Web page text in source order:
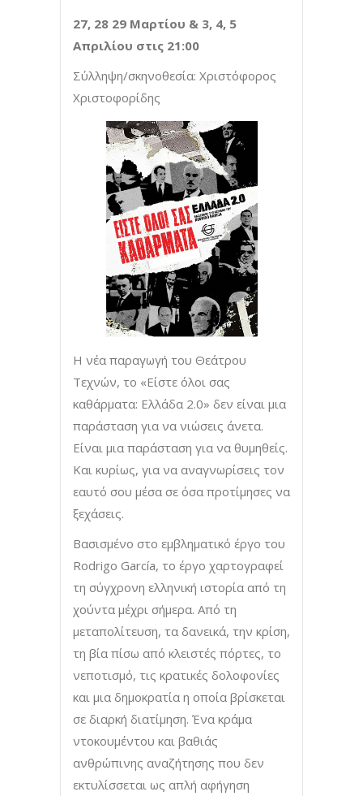
27, 28 29 Μαρτίου & 3, 4, 5
Απριλίου στις 21:00
Σύλληψη/σκηνοθεσία: Χριστόφορος
Χριστοφορίδης
H νέα παραγωγή του Θεάτρου
Τεχνών, το «Είστε όλοι σας
καθάρματα: Ελλάδα 2.0» δεν είναι μια
παράσταση για να νιώσεις άνετα.
Είναι μια παράσταση για να θυμηθείς.
Και κυρίως, για να αναγνωρίσεις τον
εαυτό σου μέσα σε όσα προτίμησες να
ξεχάσεις.
Βασισμένο στο εμβληματικό έργο του
Rodrigo García, το έργο χαρτογραφεί
τη σύγχρονη ελληνική ιστορία από τη
χούντα μέχρι σήμερα. Από τη
μεταπολίτευση, τα δανεικά, την κρίση,
τη βία πίσω από κλειστές πόρτες, το
νεποτισμό, τις κρατικές δολοφονίες
και μια δημοκρατία η οποία βρίσκεται
σε διαρκή διατίμηση. Ένα κράμα
ντοκουμέντου και βαθιάς
ανθρώπινης αναζήτησης που δεν
εκτυλίσσεται ως απλή αφήγηση